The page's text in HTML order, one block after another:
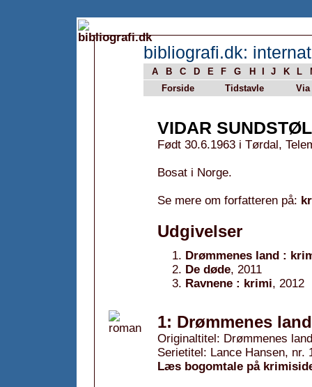
bibliografi.dk:
A B C D E F G H J K L
Forside
Tidstavle Via
VIDAR SUNDSTØL
Født 30.6.1963 i Tørdal,
Bosat i Norge.
Se mere om forfatteren på:
Udgivelser
Drømmenes land :
De døde, 2011
Ravnene : krimi, 2012
1: Drømmenes
Originaltitel: Drømmenes land
Serietitel: Lance Hansen, nr.
Læs bogomtale på